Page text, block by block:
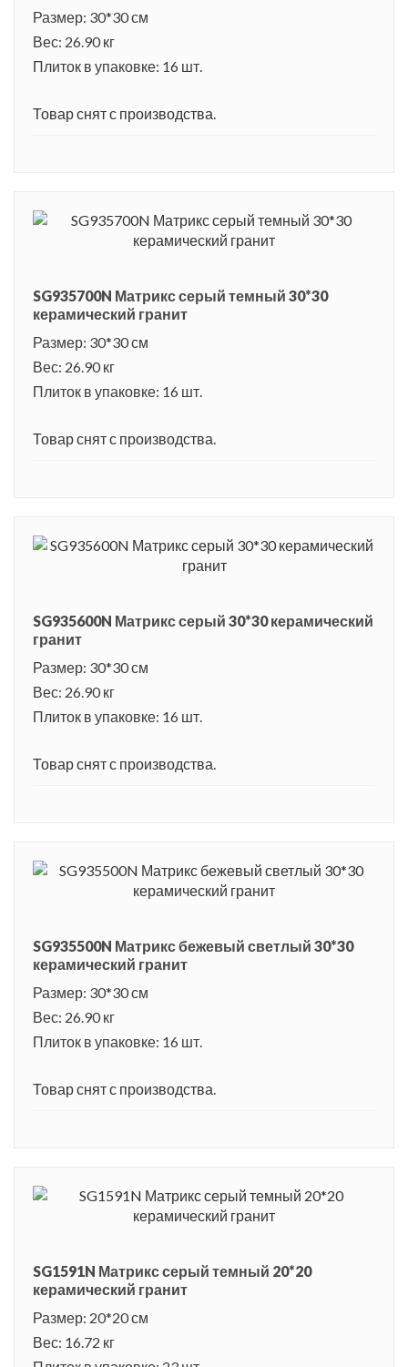
Керамогранит Матрикс обладает не только
Размер: 30*30 см
Вес: 26.90 кг
Плиток в упаковке: 16 шт.
Товар снят с производства.
SG935700N Матрикс серый темный 30*30
керамический гранит
Размер: 30*30 см
Вес: 26.90 кг
Плиток в упаковке: 16 шт.
Товар снят с производства.
SG935600N Матрикс серый 30*30 керамический
гранит
Размер: 30*30 см
Вес: 26.90 кг
Плиток в упаковке: 16 шт.
Товар снят с производства.
SG935500N Матрикс бежевый светлый 30*30
керамический гранит
Размер: 30*30 см
Вес: 26.90 кг
Плиток в упаковке: 16 шт.
Товар снят с производства.
SG1591N Матрикс серый темный 20*20
керамический гранит
Размер: 20*20 см
Вес: 16.72 кг